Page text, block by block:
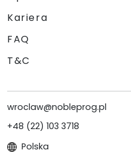
Kariera
FAQ
T&C
wroclaw@nobleprog.pl
+48 (22) 103 3718
Polska